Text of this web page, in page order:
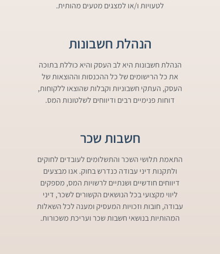
לטעויות ו/או למצגים מטעים מהותית.
הנהלת חשבונות
הנהלת חשבונות היא לב העסק והיא כוללת בתוכה
את כל הרישומים של כל ההכנסות וההוצאות של
העסק, העתקי חשבוניות וקבלות שהוצאו ללקוחות,
דוחות פנימיים רבים ודיווחים לשלטונות המס.
חשבות שכר
התאמת תלושי השכר והתשלומים לעובדים לחוקים
ולתקנות דיני עבודה כנדרש בחוק. אנו מבצעים
דיווחים חודשיים ושנתיים לרשויות המס, מספקים
ליווי מקצועי בכל הנושאים הקשורים לשכר, דיני
עבודה, חובות וזכויות המעסיק ומענה לכל השאלות
המהותיות בנושאי חשבות שכר ועריכת משכורות.